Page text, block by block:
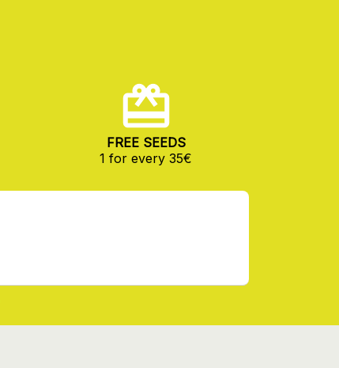
FREE SEEDS
1 for every 35€